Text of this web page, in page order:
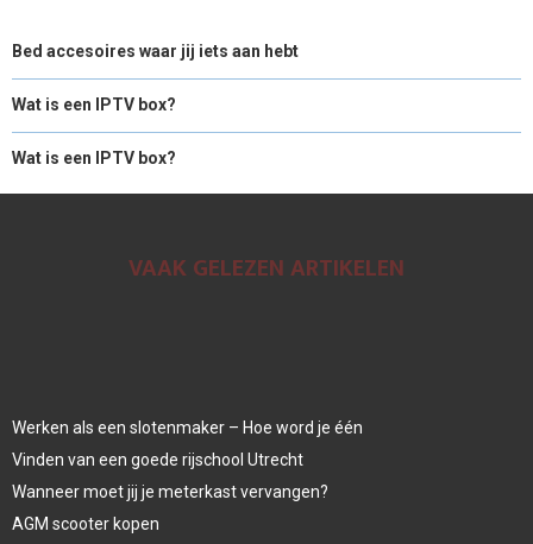
Bed accesoires waar jij iets aan hebt
Wat is een IPTV box?
Wat is een IPTV box?
VAAK GELEZEN ARTIKELEN
Werken als een slotenmaker – Hoe word je één
Vinden van een goede rijschool Utrecht
Wanneer moet jij je meterkast vervangen?
AGM scooter kopen